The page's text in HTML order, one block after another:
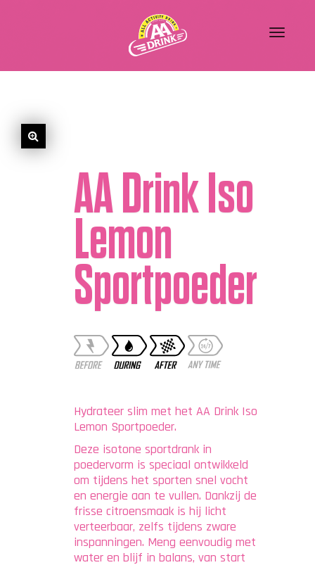
AA Drink Iso
Lemon
Sportpoeder
Hydrateer slim met het AA Drink Iso
Lemon Sportpoeder.
Deze isotone sportdrank in
poedervorm is speciaal ontwikkeld
om tijdens het sporten snel vocht
en energie aan te vullen. Dankzij de
frisse citroensmaak is hij licht
verteerbaar, zelfs tijdens zware
inspanningen. Meng eenvoudig met
water en blijf in balans, van start